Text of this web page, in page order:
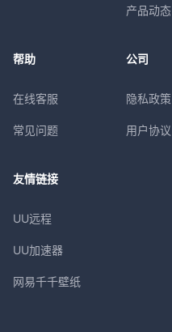
产品动态
帮助
在线客服
常见问题
公司
隐私政策
用户协议
友情链接
UU远程
UU加速器
网易千千壁纸